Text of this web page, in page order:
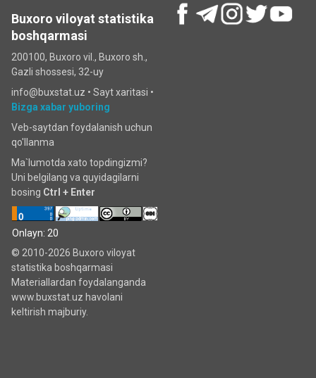
Buxoro viloyat statistika
boshqarmasi
200100, Buxoro vil., Buxoro sh.,
Gazli shossesi, 32-uy
info@buxstat.uz • Sayt xaritasi •
Bizga xabar yuboring
Veb-saytdan foydalanish uchun
qo'llanma
Ma`lumotda xato topdingizmi?
Uni belgilang va quyidagilarni
bosing Ctrl + Enter
Onlayn: 20
© 2010-2026 Buxoro viloyat
statistika boshqarmasi
Materiallardan foydalanganda
www.buxstat.uz havolani
keltirish majburiy.